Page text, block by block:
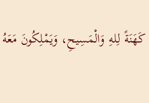
لِلهِ وَالْمَسِيحِ، وَيَمْلِكُونَ